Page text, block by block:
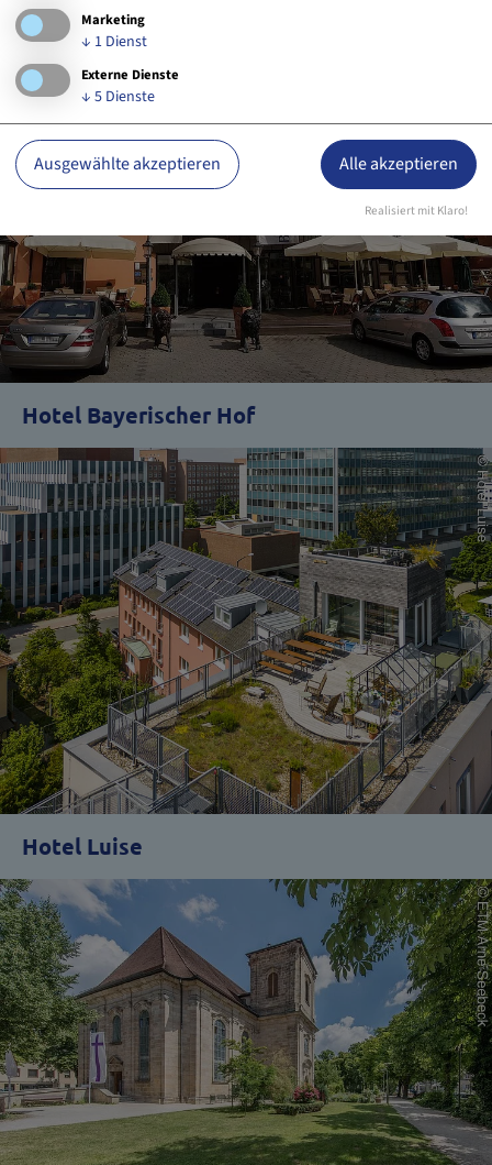
Hotel Bayerischer Hof
Hotel Luise
Marketing
↓ 1 Dienst
Externe Dienste
↓ 5 Dienste
Ausgewählte akzeptieren Alle akzeptieren
Realisiert mit Klaro!